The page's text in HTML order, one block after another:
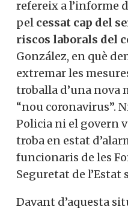
refereix a l’informe
pel cessat cap del
riscos laborals del
González, en què
extremar les
troballa d’una nova
“nou coronavirus”.
Policia ni el govern
troba en estat
funcionaris de les
Seguretat de l’Estat
Davant d’aquesta